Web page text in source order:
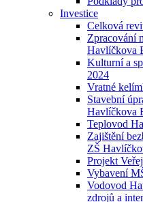
Investice
Celková
Zpracování
Havlíčkova
Kulturní a
2024
Vratné
Stavební
Havlíčkova
Teplovod
Zajištění
ZŠ
Projekt
Vybavení
Vodovod
zdrojů a